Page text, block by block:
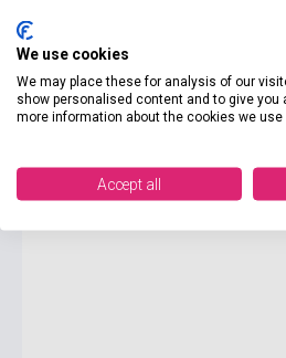
6 300 Ft
Boltunkban pillanatnyilag nem
három hét
wilder Wald!
We use cookies
We may place these for analysis of our
show personalised content and to give you
more information about the cookies we use
Accept all